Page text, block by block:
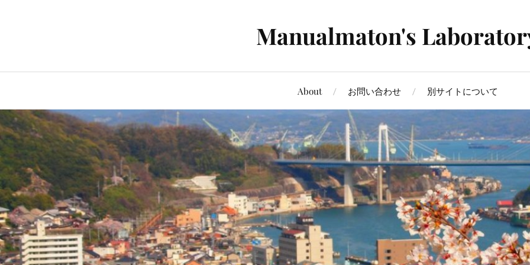
Manualmaton's
About お問い合わせ 別サイトについて